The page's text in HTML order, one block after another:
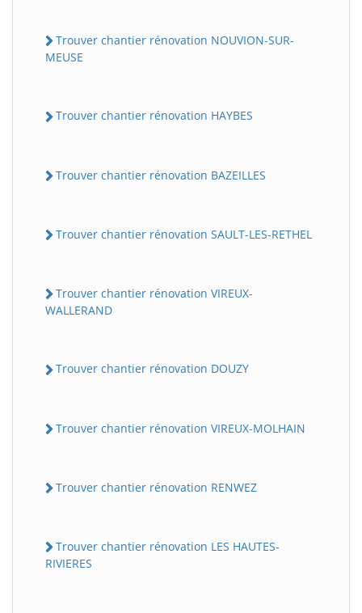
Trouver chantier rénovation NOUVION-SUR-
MEUSE
Trouver chantier rénovation HAYBES
Trouver chantier rénovation BAZEILLES
Trouver chantier rénovation SAULT-LES-RETHEL
Trouver chantier rénovation VIREUX-
WALLERAND
Trouver chantier rénovation DOUZY
Trouver chantier rénovation VIREUX-MOLHAIN
Trouver chantier rénovation RENWEZ
Trouver chantier rénovation LES HAUTES-
RIVIERES